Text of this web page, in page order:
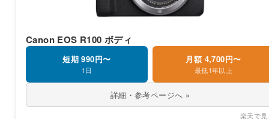
Canon EOS R100 ボディ
短期 990円〜
1日
月額 4,700円〜
最低1年以上
詳細・参考ページへ »
楽天で